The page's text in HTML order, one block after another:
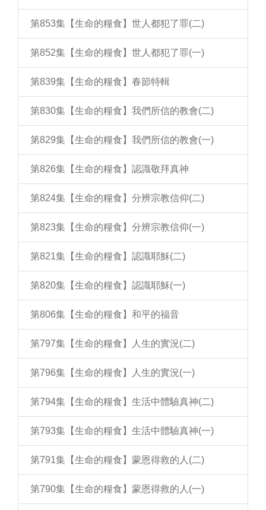
第853集【生命的糧食】世人都犯了罪(二)
第852集【生命的糧食】世人都犯了罪(一)
第839集【生命的糧食】春節特輯
第830集【生命的糧食】我們所信的教會(二)
第829集【生命的糧食】我們所信的教會(一)
第826集【生命的糧食】認識敬拜真神
第824集【生命的糧食】分辨宗教信仰(二)
第823集【生命的糧食】分辨宗教信仰(一)
第821集【生命的糧食】認識耶穌(二)
第820集【生命的糧食】認識耶穌(一)
第806集【生命的糧食】和平的福音
第797集【生命的糧食】人生的實況(二)
第796集【生命的糧食】人生的實況(一)
第794集【生命的糧食】生活中體驗真神(二)
第793集【生命的糧食】生活中體驗真神(一)
第791集【生命的糧食】蒙恩得救的人(二)
第790集【生命的糧食】蒙恩得救的人(一)